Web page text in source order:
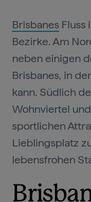
Brisbanes Fluss
Bezirke. Am
neben einigen
Brisbanes, in
kann. Südlich
Wohnviertel
sportlichen
Lieblingsplatz
lebensfrohen